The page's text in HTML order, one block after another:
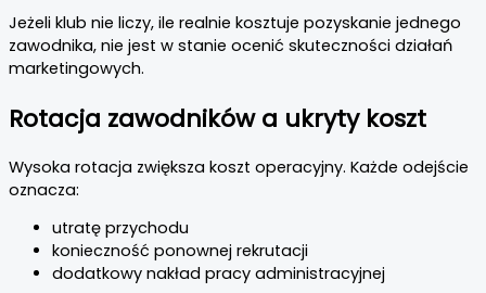
Jeżeli klub nie liczy, ile realnie kosztuje pozyskanie jednego
zawodnika, nie jest w stanie ocenić skuteczności działań
marketingowych.
Rotacja zawodników a ukryty koszt
Wysoka rotacja zwiększa koszt operacyjny. Każde odejście
oznacza:
utratę przychodu
konieczność ponownej rekrutacji
dodatkowy nakład pracy administracyjnej